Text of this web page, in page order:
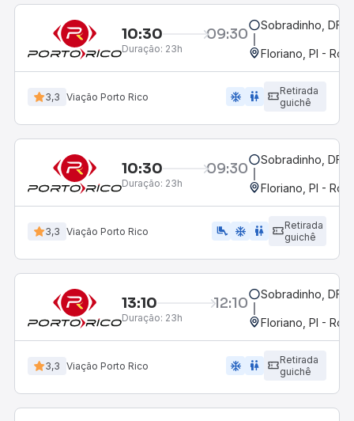
10:30 09:30
Duração: 23h
Sobradinho, DF
Floriano, PI -
3,3 Viação Porto Rico ac_unit wc
Retirada
guichê
10:30 09:30
Duração: 23h
Sobradinho, DF
Floriano, PI -
3,3 Viação Porto Rico airline_seat_legroom_extra ac_unit wc
Retirada
guichê
13:10 12:10
Duração: 23h
Sobradinho, DF
Floriano, PI -
3,3 Viação Porto Rico ac_unit wc
Retirada
guichê